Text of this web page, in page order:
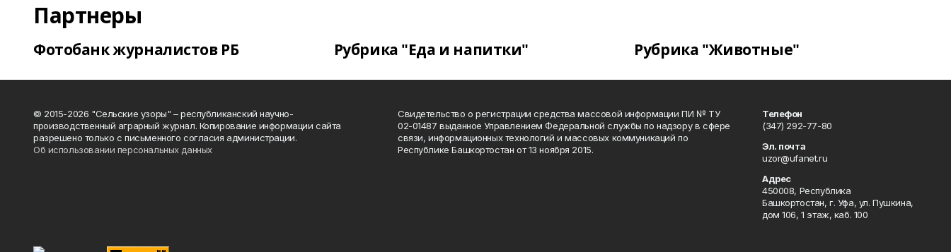
Партнеры
Фотобанк журналистов РБ Рубрика "Еда и напитки" Рубрика "Животные"
© 2015-2026 "Сельские узоры" – республиканский научно-
производственный аграрный журнал. Копирование информации сайта
разрешено только с письменного согласия администрации.
Об использовании персональных данных
Свидетельство о регистрации средства массовой информации ПИ № ТУ
02-01487 выданное Управлением Федеральной службы по надзору в сфере
связи, информационных технологий и массовых коммуникаций по
Республике Башкортостан от 13 ноября 2015.
Телефон
(347) 292-77-80
Эл. почта
uzor@ufanet.ru
Адрес
450008, Республика
Башкортостан, г. Уфа, ул. Пушкина,
дом 106, 1 этаж, каб. 100